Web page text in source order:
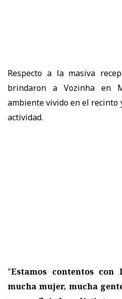
Respecto a la masiva
brindaron a Vozinha en
ambiente vivido en el
actividad.
"Estamos contentos
mucha mujer, mucha